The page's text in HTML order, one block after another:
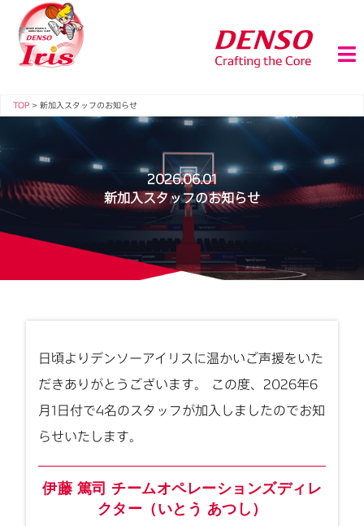
TOP > 新加入スタッフのお知らせ
2026.06.01
新加入スタッフのお知らせ
日頃よりデンソーアイリスに温かいご声援をいた
だきありがとうございます。 この度、2026年6
月1日付で4名のスタッフが加入しましたのでお知
らせいたします。
伊藤 篤司 チームオペレーションズディレ
クター（いとう あつし）